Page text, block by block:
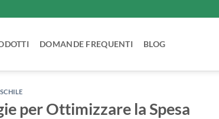
DOMANDE FREQUENTI BLOG
per Ottimizzare la Spesa